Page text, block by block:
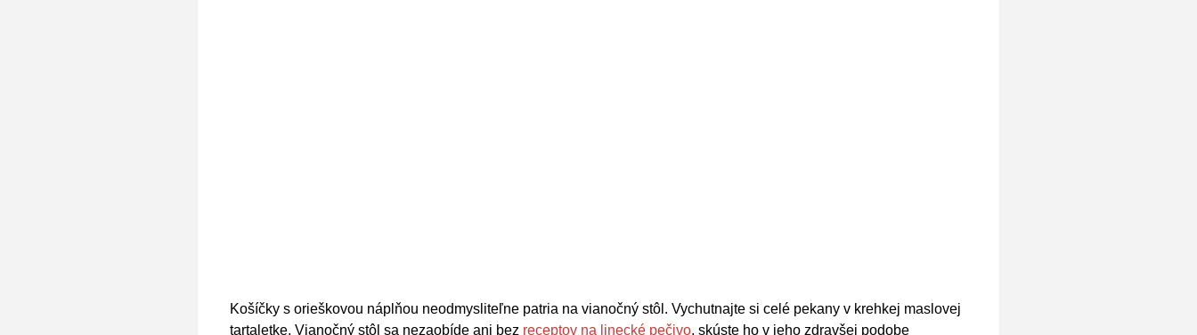
Košíčky s orieškovou náplňou neodmysliteľne patria na vianočný stôl. Vychutnajte si celé pekany v krehkej maslovej
tartaletke. Vianočný stôl sa nezaobíde ani bez receptov na linecké pečivo, skúste ho v jeho zdravšej podobe